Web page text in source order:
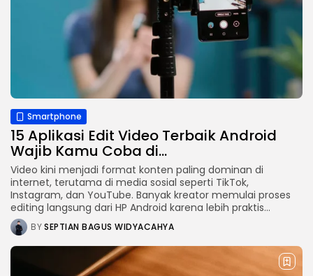
Smartphone
15 Aplikasi Edit Video Terbaik Android
Wajib Kamu Coba di...
Video kini menjadi format konten paling dominan di
internet, terutama di media sosial seperti TikTok,
Instagram, dan YouTube. Banyak kreator memulai proses
editing langsung dari HP Android karena lebih praktis...
BYSEPTIAN BAGUS WIDYACAHYA